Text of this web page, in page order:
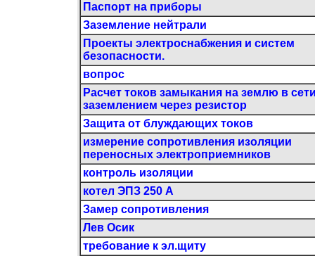
Паспорт на приборы
Заземление нейтрали
Проекты электроснабжения и систем
безопасности.
вопрос
Расчет токов замыкания на землю в
заземлением через резистор
Защита от блуждающих токов
измерение сопротивления изоляции
переносных электроприемников
контроль изоляции
котел ЭПЗ 250 А
Замер сопротивления
Лев Осик
требование к эл.щиту